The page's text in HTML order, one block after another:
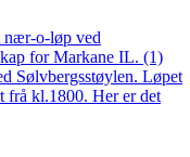
nær-o-løp ved
for Markane IL. (1)
Sølvbergsstøylen. Løpet
frå kl.1800. Her er det